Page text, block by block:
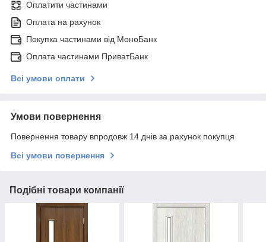
Оплатити частинами
Оплата на рахунок
Покупка частинами від МоноБанк
Оплата частинами ПриватБанк
Всі умови оплати
Умови повернення
Повернення товару впродовж 14 днів за рахунок покупця
Всі умови повернення
Подібні товари компанії